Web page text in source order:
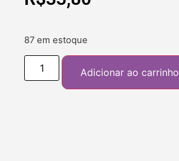
87 em estoque
Adicionar ao carrinho